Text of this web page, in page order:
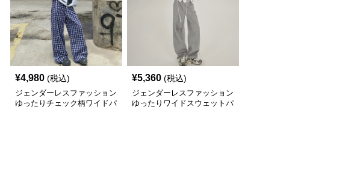
¥4,980 (税込)
ジェンダーレスファッション
ゆったりチェック柄ワイドパ
¥5,360 (税込)
ジェンダーレスファッション
ゆったりワイドスウェットパ